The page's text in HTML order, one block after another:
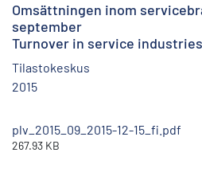
Omsättningen inom
september
Turnover in service
Tilastokeskus
2015
plv_2015_09_2015-12-15_fi.pdf
267.93 KB